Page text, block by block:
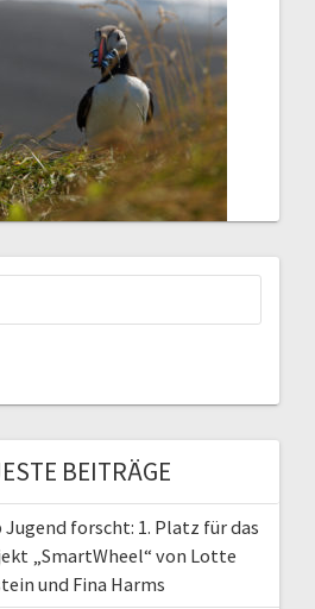
BEITRÄGE
forscht: 1. Platz für das
„SmartWheel“ von Lotte
und Fina Harms